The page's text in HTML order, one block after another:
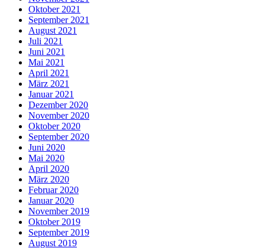
Oktober 2021
September 2021
August 2021
Juli 2021
Juni 2021
Mai 2021
April 2021
März 2021
Januar 2021
Dezember 2020
November 2020
Oktober 2020
September 2020
Juni 2020
Mai 2020
April 2020
März 2020
Februar 2020
Januar 2020
November 2019
Oktober 2019
September 2019
August 2019